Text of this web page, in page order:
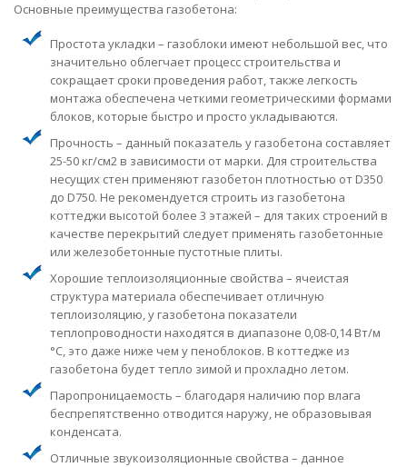
Основные преимущества газобетона:
Простота укладки – газоблоки имеют небольшой вес, что
значительно облегчает процесс строительства и
сокращает сроки проведения работ, также легкость
монтажа обеспечена четкими геометрическими формами
блоков, которые быстро и просто укладываются.
Прочность – данный показатель у газобетона составляет
25-50 кг/см2 в зависимости от марки. Для строительства
несущих стен применяют газобетон плотностью от D350
до D750. Не рекомендуется строить из газобетона
коттеджи высотой более 3 этажей – для таких строений в
качестве перекрытий следует применять газобетонные
или железобетонные пустотные плиты.
Хорошие теплоизоляционные свойства – ячеистая
структура материала обеспечивает отличную
теплоизоляцию, у газобетона показатели
теплопроводности находятся в диапазоне 0,08-0,14 Вт/м
°C, это даже ниже чем у пеноблоков. В коттедже из
газобетона будет тепло зимой и прохладно летом.
Паропроницаемость – благодаря наличию пор влага
беспрепятственно отводится наружу, не образовывая
конденсата.
Отличные звукоизоляционные свойства – данное